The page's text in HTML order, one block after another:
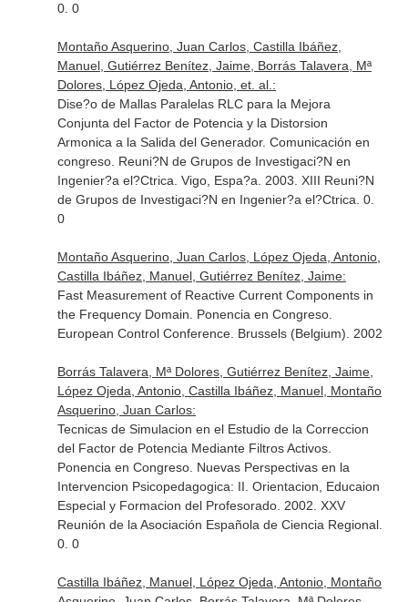
0. 0
Montaño Asquerino, Juan Carlos, Castilla Ibáñez,
Manuel, Gutiérrez Benítez, Jaime, Borrás Talavera, Mª
Dolores, López Ojeda, Antonio, et. al.:
Dise?o de Mallas Paralelas RLC para la Mejora
Conjunta del Factor de Potencia y la Distorsion
Armonica a la Salida del Generador. Comunicación en
congreso. Reuni?N de Grupos de Investigaci?N en
Ingenier?a el?Ctrica. Vigo, Espa?a. 2003. XIII Reuni?N
de Grupos de Investigaci?N en Ingenier?a el?Ctrica. 0.
0
Montaño Asquerino, Juan Carlos, López Ojeda, Antonio,
Castilla Ibáñez, Manuel, Gutiérrez Benítez, Jaime:
Fast Measurement of Reactive Current Components in
the Frequency Domain. Ponencia en Congreso.
European Control Conference. Brussels (Belgium). 2002
Borrás Talavera, Mª Dolores, Gutiérrez Benítez, Jaime,
López Ojeda, Antonio, Castilla Ibáñez, Manuel, Montaño
Asquerino, Juan Carlos:
Tecnicas de Simulacion en el Estudio de la Correccion
del Factor de Potencia Mediante Filtros Activos.
Ponencia en Congreso. Nuevas Perspectivas en la
Intervencion Psicopedagogica: II. Orientacion, Educaion
Especial y Formacion del Profesorado. 2002. XXV
Reunión de la Asociación Española de Ciencia Regional.
0. 0
Castilla Ibáñez, Manuel, López Ojeda, Antonio, Montaño